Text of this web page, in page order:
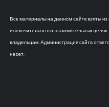
Все материалы на данном сайте взяты из
исключительно в ознакомительных
владельцам. Администрация сайта
несет.